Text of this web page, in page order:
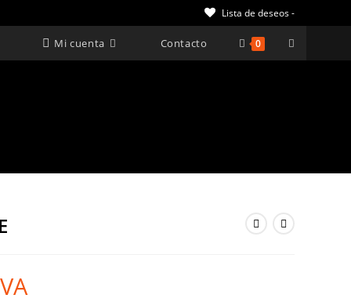
Lista de deseos -
Mi cuenta Contacto 0 Alternar